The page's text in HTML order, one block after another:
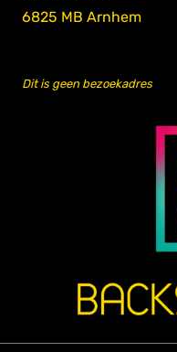
6825 MB Arnhem
Dit is geen bezoekadres